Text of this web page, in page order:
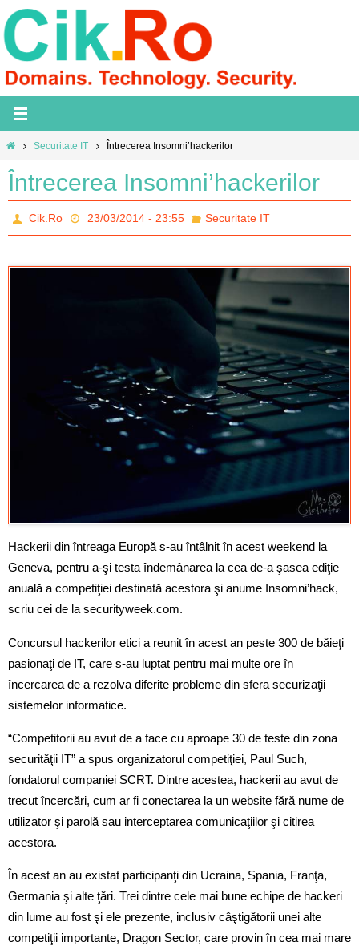
Skip
to
content
HomeSecuritate IT Întrecerea Insomni’hackerilor
Întrecerea Insomni’hackerilor
Cik.Ro 23/03/2014 - 23:55 Securitate IT
Hackerii din întreaga Europă s-au întâlnit în acest weekend la
Geneva, pentru a-şi testa îndemânarea la cea de-a şasea ediţie
anuală a competiţiei destinată acestora şi anume Insomni’hack,
scriu cei de la securityweek.com.
Concursul hackerilor etici a reunit în acest an peste 300 de băieţi
pasionaţi de IT, care s-au luptat pentru mai multe ore în
încercarea de a rezolva diferite probleme din sfera securizaţii
sistemelor informatice.
“Competitorii au avut de a face cu aproape 30 de teste din zona
securităţii IT” a spus organizatorul competiţiei, Paul Such,
fondatorul companiei SCRT. Dintre acestea, hackerii au avut de
trecut încercări, cum ar fi conectarea la un website fără nume de
utilizator şi parolă sau interceptarea comunicaţiilor şi citirea
acestora.
În acest an au existat participanţi din Ucraina, Spania, Franţa,
Germania şi alte ţări. Trei dintre cele mai bune echipe de hackeri
din lume au fost şi ele prezente, inclusiv câştigătorii unei alte
competiţii importante, Dragon Sector, care provin în cea mai mare